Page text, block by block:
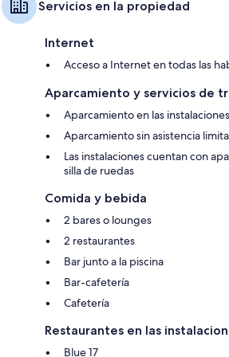
Servicios en la propiedad
Internet
Acceso a Internet en todas las
Aparcamiento y servicios de
Aparcamiento en las
Aparcamiento sin asistencia
Las instalaciones cuentan con
silla de ruedas
Comida y bebida
2 bares o lounges
2 restaurantes
Bar junto a la piscina
Bar-cafetería
Cafetería
Restaurantes en las
Blue 17